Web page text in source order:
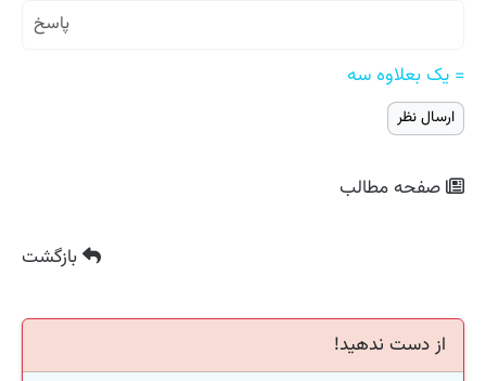
= یک بعلاوه سه
صفحه مطالب
بازگشت
از دست ندهید!